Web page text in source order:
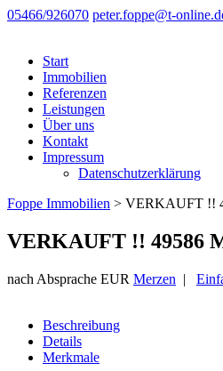
05466/926070 peter.foppe@t-
Start
Immobilien
Referenzen
Leistungen
Über uns
Kontakt
Impressum
Datenschutzerklärung
Foppe Immobilien > VERKAUFT !!
VERKAUFT !! 49586
nach Absprache EUR Merzen |
Beschreibung
Details
Merkmale